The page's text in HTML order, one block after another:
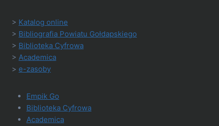
> Katalog online
> Bibliografia Powiatu Gołdapskiego
> Biblioteka Cyfrowa
> Academica
> e-zasoby
Empik Go
Biblioteka Cyfrowa
Academica